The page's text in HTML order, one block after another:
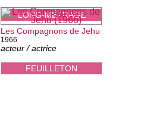
LONG-MÉTRAGE
FEUILLETON
Les Compagnons de Jehu
1966
acteur / actrice